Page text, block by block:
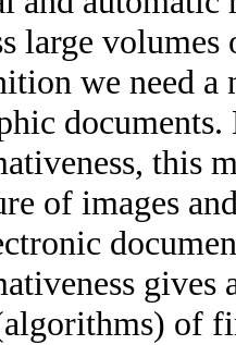
large
we need a
this
of images
gives
of